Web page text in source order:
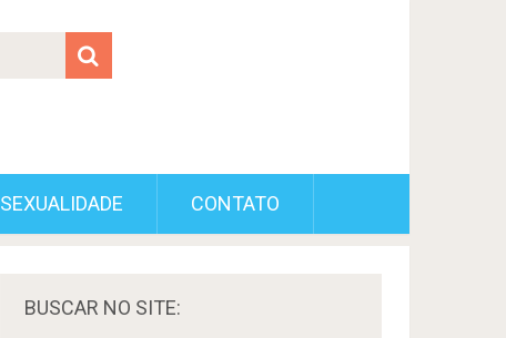
SEXUALIDADE CONTATO
BUSCAR NO SITE: